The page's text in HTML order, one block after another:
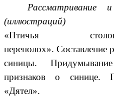
Рассматривание
(иллюстраций)
«Птичья
переполох». Составление
синицы.
признаков о синице.
«Дятел».